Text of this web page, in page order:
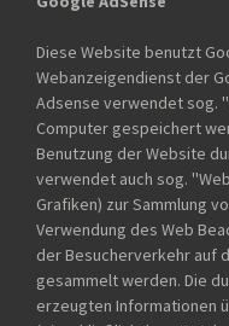
Diese Website benutzt
Webanzeigendienst der
Adsense verwendet sog.
Computer gespeichert
Benutzung der Website
verwendet auch sog.
Grafiken) zur Sammlung
Verwendung des Web
der Besucherverkehr auf
gesammelt werden. Die
erzeugten Informationen